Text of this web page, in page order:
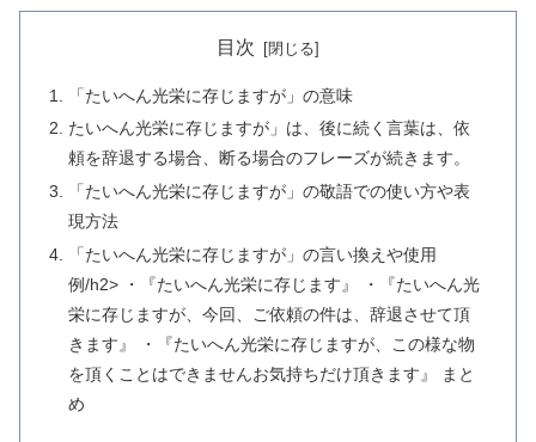
目次
「たいへん光栄に存じますが」の意味
たいへん光栄に存じますが」は、後に続く言葉は、依
頼を辞退する場合、断る場合のフレーズが続きます。
「たいへん光栄に存じますが」の敬語での使い方や表
現方法
「たいへん光栄に存じますが」の言い換えや使用
例/h2> ・『たいへん光栄に存じます』 ・『たいへん光
栄に存じますが、今回、ご依頼の件は、辞退させて頂
きます』 ・『たいへん光栄に存じますが、この様な物
を頂くことはできませんお気持ちだけ頂きます』 まと
め